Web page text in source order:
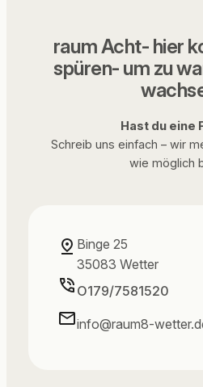
raum Acht- hier
spüren- um zu
Hast du eine
Schreib uns einfach – wir
wie möglich
Binge 25
35083 Wetter
O179/7581520
info@raum8-